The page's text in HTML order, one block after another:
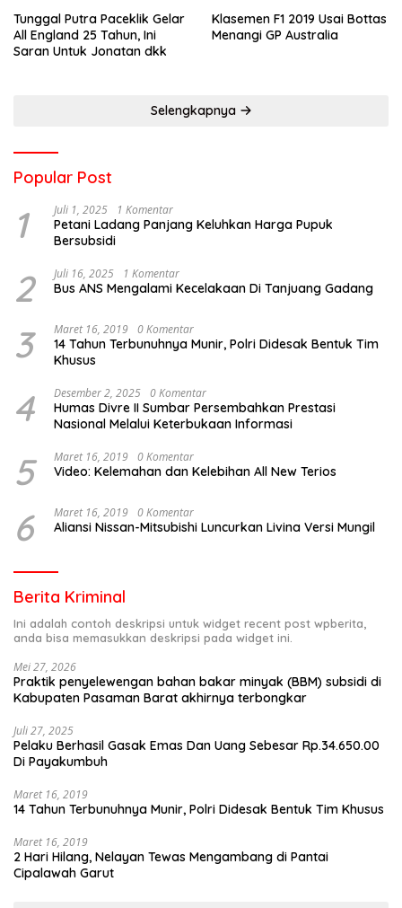
Tunggal Putra Paceklik Gelar
All England 25 Tahun, Ini
Saran Untuk Jonatan dkk
Klasemen F1 2019 Usai Bottas
Menangi GP Australia
Selengkapnya
Popular Post
1 Juli 1, 2025 1 Komentar
Petani Ladang Panjang Keluhkan Harga Pupuk
Bersubsidi
2 Juli 16, 2025 1 Komentar
Bus ANS Mengalami Kecelakaan Di Tanjuang Gadang
3 Maret 16, 2019 0 Komentar
14 Tahun Terbunuhnya Munir, Polri Didesak Bentuk Tim
Khusus
4 Desember 2, 2025 0 Komentar
Humas Divre II Sumbar Persembahkan Prestasi
Nasional Melalui Keterbukaan Informasi
5 Maret 16, 2019 0 Komentar
Video: Kelemahan dan Kelebihan All New Terios
6 Maret 16, 2019 0 Komentar
Aliansi Nissan-Mitsubishi Luncurkan Livina Versi Mungil
Berita Kriminal
Ini adalah contoh deskripsi untuk widget recent post wpberita,
anda bisa memasukkan deskripsi pada widget ini.
Mei 27, 2026
Praktik penyelewengan bahan bakar minyak (BBM) subsidi di
Kabupaten Pasaman Barat akhirnya terbongkar
Juli 27, 2025
Pelaku Berhasil Gasak Emas Dan Uang Sebesar Rp.34.650.00
Di Payakumbuh
Maret 16, 2019
14 Tahun Terbunuhnya Munir, Polri Didesak Bentuk Tim Khusus
Maret 16, 2019
2 Hari Hilang, Nelayan Tewas Mengambang di Pantai
Cipalawah Garut